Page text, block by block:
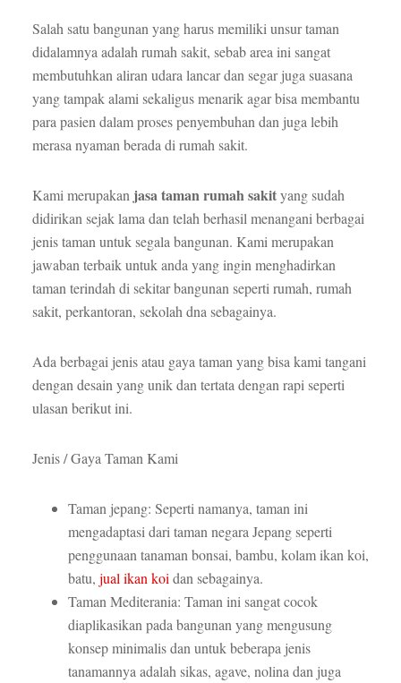
Salah satu bangunan yang harus memiliki unsur taman
didalamnya adalah rumah sakit, sebab area ini sangat
membutuhkan aliran udara lancar dan segar juga suasana
yang tampak alami sekaligus menarik agar bisa membantu
para pasien dalam proses penyembuhan dan juga lebih
merasa nyaman berada di rumah sakit.
Kami merupakanjasa taman rumah sakityang sudah
didirikan sejak lama dan telah berhasil menangani berbagai
jenis taman untuk segala bangunan. Kami merupakan
jawaban terbaik untuk anda yang ingin menghadirkan
taman terindah di sekitar bangunan seperti rumah, rumah
sakit, perkantoran, sekolah dna sebagainya.
Ada berbagai jenis atau gaya taman yang bisa kami tangani
dengan desain yang unik dan tertata dengan rapi seperti
ulasan berikut ini.
Jenis / Gaya Taman Kami
Taman jepang: Seperti namanya, taman ini
mengadaptasi dari taman negara Jepang seperti
penggunaan tanaman bonsai, bambu, kolam ikan koi,
batu, jual ikan koi dan sebagainya.
Taman Mediterania: Taman ini sangat cocok
diaplikasikan pada bangunan yang mengusung
konsep minimalis dan untuk beberapa jenis
tanamannya adalah sikas, agave, nolina dan juga